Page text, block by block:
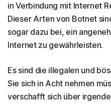
in Verbindung mit Internet
Dieser Arten von Botnet
sogar dazu bei, ein
Internet zu gewährleisten.
Es sind die illegalen und
Sie sich in Acht nehmen
verschafft sich über